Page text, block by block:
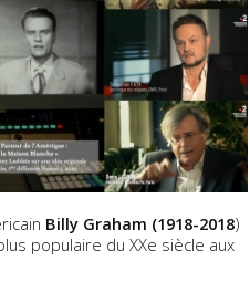
Billy Graham (1918-2018)
populaire du XXe siècle aux